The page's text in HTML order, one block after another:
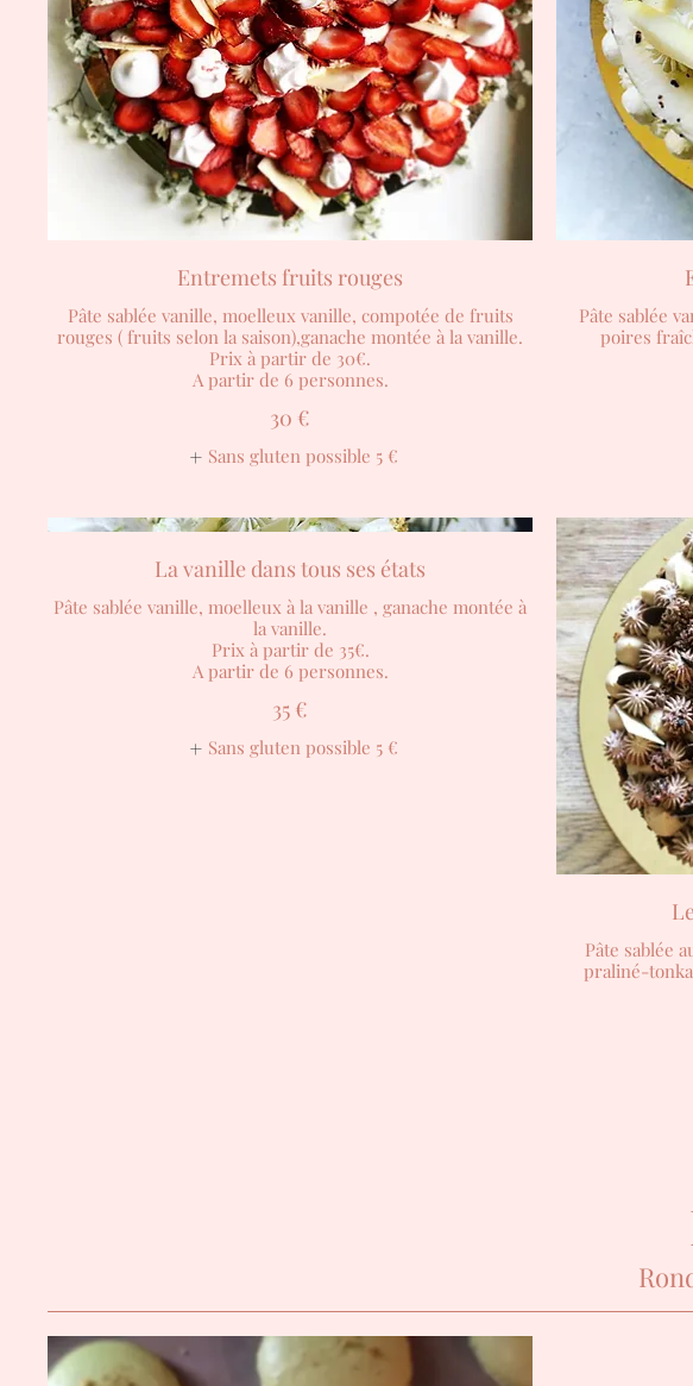
Entremets fruits rouges
Pâte sablée vanille, moelleux vanille, compotée de fruits
rouges ( fruits selon la saison),ganache montée à la vanille.
Prix à partir de 30€.
A partir de 6 personnes.
30 €
Sans gluten possible 5 €
Pâte sablée
poires
La vanille dans tous ses états
Pâte sablée vanille, moelleux à la vanille , ganache montée à
la vanille.
Prix à partir de 35€.
A partir de 6 personnes.
35 €
Sans gluten possible 5 €
Pâte sablée
praliné-